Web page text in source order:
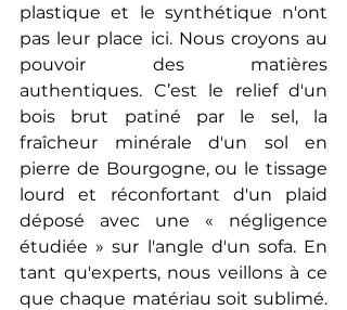
plastique et le synthétique n'ont
pas leur place ici. Nous croyons au
pouvoir des matières
authentiques. C’est le relief d'un
bois brut patiné par le sel, la
fraîcheur minérale d'un sol en
pierre de Bourgogne, ou le tissage
lourd et réconfortant d'un plaid
déposé avec une « négligence
étudiée » sur l'angle d'un sofa. En
tant qu'experts, nous veillons à ce
que chaque matériau soit sublimé.